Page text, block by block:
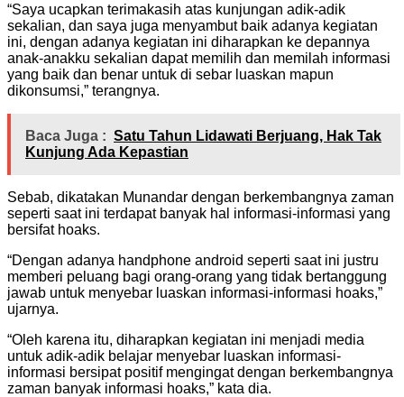
“Saya ucapkan terimakasih atas kunjungan adik-adik
sekalian, dan saya juga menyambut baik adanya kegiatan
ini, dengan adanya kegiatan ini diharapkan ke depannya
anak-anakku sekalian dapat memilih dan memilah informasi
yang baik dan benar untuk di sebar luaskan mapun
dikonsumsi,” terangnya.
Baca Juga : Satu Tahun Lidawati Berjuang, Hak Tak
Kunjung Ada Kepastian
Sebab, dikatakan Munandar dengan berkembangnya zaman
seperti saat ini terdapat banyak hal informasi-informasi yang
bersifat hoaks.
“Dengan adanya handphone android seperti saat ini justru
memberi peluang bagi orang-orang yang tidak bertanggung
jawab untuk menyebar luaskan informasi-informasi hoaks,”
ujarnya.
“Oleh karena itu, diharapkan kegiatan ini menjadi media
untuk adik-adik belajar menyebar luaskan informasi-
informasi bersipat positif mengingat dengan berkembangnya
zaman banyak informasi hoaks,” kata dia.